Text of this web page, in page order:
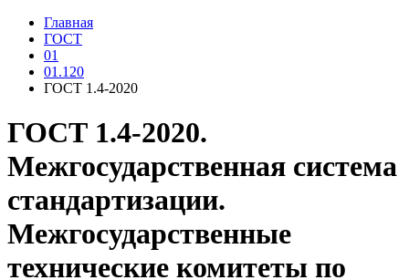
Главная
ГОСТ
01
01.120
ГОСТ 1.4-2020
ГОСТ 1.4-2020.
Межгосударственная система
стандартизации.
Межгосударственные
технические комитеты по